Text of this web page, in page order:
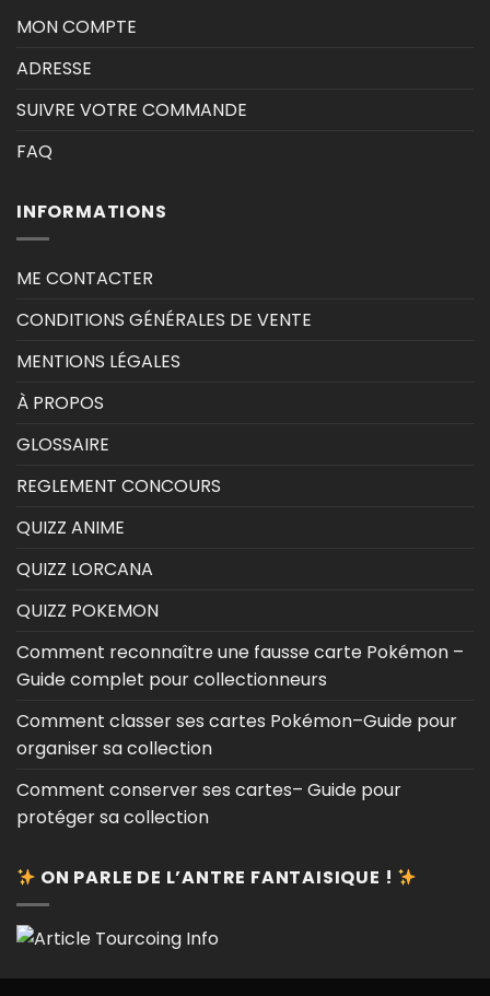
MON COMPTE
ADRESSE
SUIVRE VOTRE COMMANDE
FAQ
INFORMATIONS
ME CONTACTER
CONDITIONS GÉNÉRALES DE VENTE
MENTIONS LÉGALES
À PROPOS
GLOSSAIRE
REGLEMENT CONCOURS
QUIZZ ANIME
QUIZZ LORCANA
QUIZZ POKEMON
Comment reconnaître une fausse carte Pokémon –
Guide complet pour collectionneurs
Comment classer ses cartes Pokémon–Guide pour
organiser sa collection
Comment conserver ses cartes– Guide pour
protéger sa collection
ON PARLE DE L’ANTRE FANTAISIQUE !